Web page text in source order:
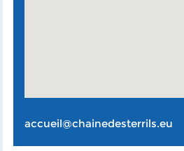
accueil@chainedesterrils.eu